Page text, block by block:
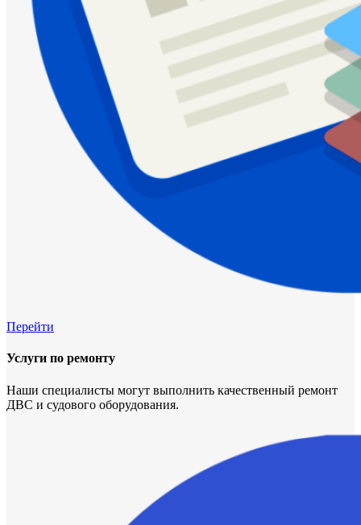
Перейти
Услуги по ремонту
Наши специалисты могут выполнить качественный ремонт
ДВС и судового оборудования.